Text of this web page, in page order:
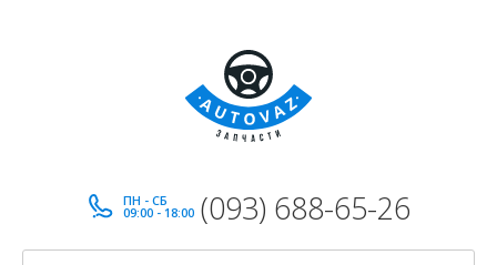
ПН - СБ
09:00 - 18:00 (093) 688-65-26